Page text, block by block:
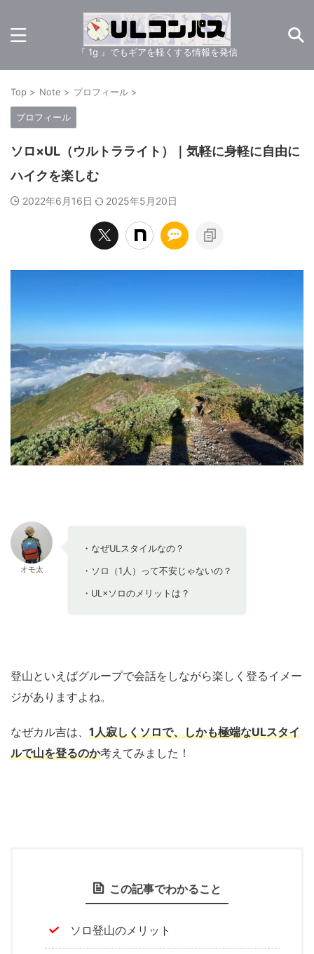
『 1g 』でもギアを軽くする情報を発信
Top > Note > プロフィール >
プロフィール
ソロ×UL（ウルトラライト）｜気軽に身軽に自由に
ハイクを楽しむ
2022年6月16日 2025年5月20日
オモ太
・なぜULスタイルなの？
・ソロ（1人）って不安じゃないの？
・UL×ソロのメリットは？
登山といえばグループで会話をしながら楽しく登るイメー
ジがありますよね。
なぜカル吉は、 1人寂しくソロで、しかも極端なULスタイ
ルで山を登るのか考えてみました！
この記事でわかること
ソロ登山のメリット